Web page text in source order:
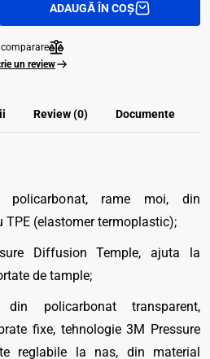
ADAUGĂ ÎN COȘ
un review
Review (0) Documente
policarbonat, rame moi, din
TPE (elastomer termoplastic);
Diffusion Temple, ajuta la
de tample;
din policarbonat transparent,
fixe, tehnologie 3M Pressure
reglabile la nas, din material